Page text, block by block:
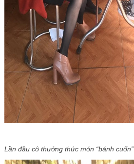
Lần đầu cô thưởng thức món “bánh cuốn”